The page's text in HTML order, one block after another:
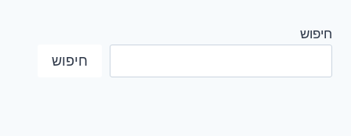
חיפוש
חיפוש